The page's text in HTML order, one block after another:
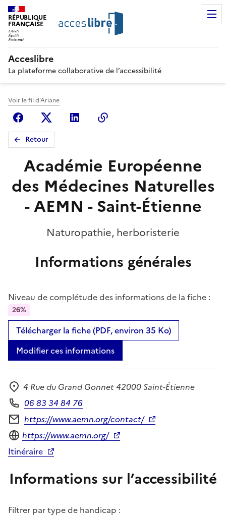
RÉPUBLIQUE
FRANÇAISE
Acceslibre
La plateforme collaborative de l’accessibilité
Voir le fil d'Ariane
FacebookX (anciennement Twitter)
Linkedin
Retour
Académie Européenne
des Médecines Naturelles
- AEMN - Saint-Étienne
Naturopathie, herboristerie
Informations générales
Niveau de complétude des informations de la fiche :
26%
Télécharger la fiche (PDF, environ 35 Ko)
Modifier ces informations
Adresse
4 Rue du Grand Gonnet 42000 Saint-Étienne
Téléphone
06 83 34 84 76
Formulaire de contact
https://www.aemn.org/contact/
Site internet
https://www.aemn.org/
Itinéraire
Informations sur l’accessibilité
Filtrer par type de handicap :